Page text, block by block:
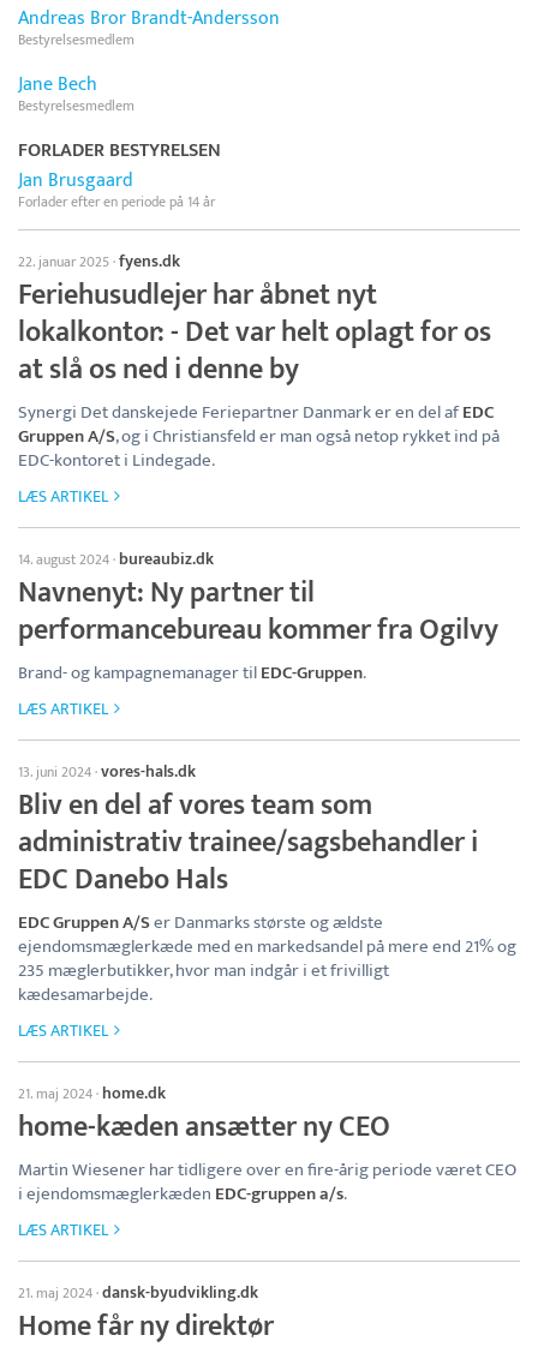
Andreas Bror Brandt-Andersson
Bestyrelsesmedlem
Jane Bech
Bestyrelsesmedlem
FORLADER BESTYRELSEN
Jan Brusgaard
Forlader efter en periode på 14 år
22. januar 2025·fyens.dk
Feriehusudlejer har åbnet nyt
lokalkontor: - Det var helt oplagt for os
at slå os ned i denne by
Synergi Det danskejede Feriepartner Danmark er en del afEDC
Gruppen A/S, og i Christiansfeld er man også netop rykket ind på
EDC-kontoret i Lindegade.
LÆS ARTIKEL
14. august 2024· bureaubiz.dk
Navnenyt: Ny partner til
performancebureau kommer fra Ogilvy
Brand- og kampagnemanager tilEDC-Gruppen.
LÆS ARTIKEL
13. juni 2024·vores-hals.dk
Bliv en del af vores team som
administrativ trainee/sagsbehandler i
EDC Danebo Hals
EDC Gruppen A/Ser Danmarks største og ældste
ejendomsmæglerkæde med en markedsandel på mere end 21% og
235 mæglerbutikker, hvor man indgår i et frivilligt
kædesamarbejde.
LÆS ARTIKEL
21. maj 2024· home.dk
home-kæden ansætter ny CEO
Martin Wiesener har tidligere over en fire-årig periode været CEO
i ejendomsmæglerkæden EDC-gruppen a/s.
LÆS ARTIKEL
21. maj 2024·dansk-byudvikling.dk
Home får ny direktør